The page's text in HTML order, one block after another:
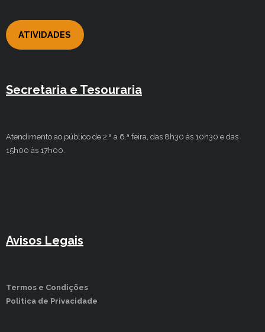
ATIVIDADES
Secretaria e Tesouraria
Atendimento ao público de 2.ª a 6.ª feira, das 8h30 às 10h30 e das
15h00 às 17h00.
Avisos Legais
Termos e Condições
Política de Privacidade